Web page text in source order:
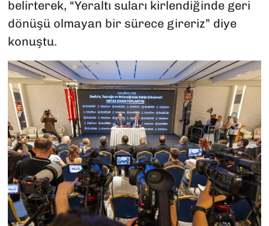
belirterek, “Yeraltı suları kirlendiğinde geri
dönüşü olmayan bir sürece gireriz” diye
konuştu.